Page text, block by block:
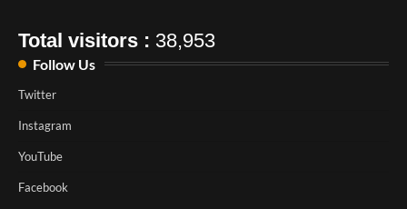
Total visitors : 38,953
Follow Us
Twitter
Instagram
YouTube
Facebook